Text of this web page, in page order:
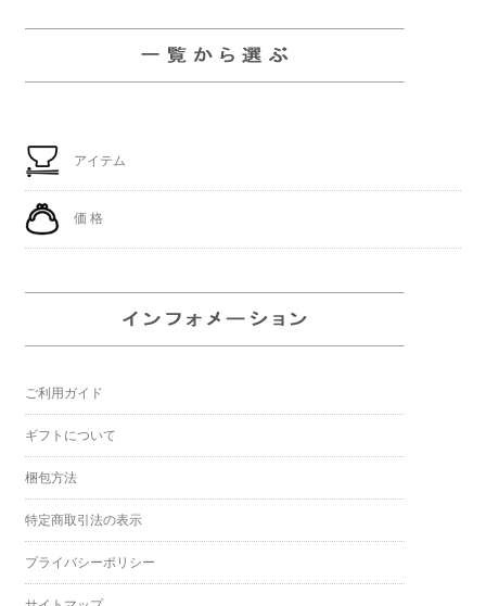
アイテム
価 格
ご利用ガイド
ギフトについて
梱包方法
特定商取引法の表示
プライバシーポリシー